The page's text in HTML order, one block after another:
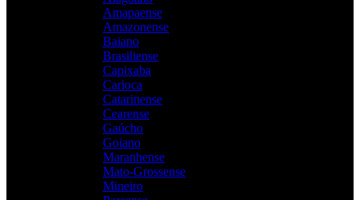
Amapaense
Amazonense
Baiano
Brasiliense
Capixaba
Carioca
Catarinense
Cearense
Gaúcho
Goiano
Maranhense
Mato-Grossense
Mineiro